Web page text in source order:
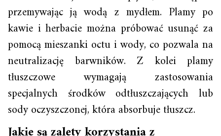
przemywając ją wodą z mydłem. Plamy po
kawie i herbacie można próbować usunąć za
pomocą mieszanki octu i wody, co pozwala na
neutralizację barwników. Z kolei plamy
tłuszczowe wymagają zastosowania
specjalnych środków odtłuszczających lub
sody oczyszczonej, która absorbuje tłuszcz.